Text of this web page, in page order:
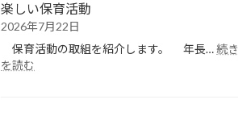
か
り
保
楽しい保育活動
2026年7月22日
保育活動の取組を紹介します。 年長…続き
を読む